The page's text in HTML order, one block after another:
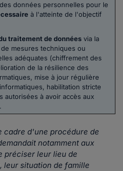
données personnelles pour le
à l'atteinte de l'objectif
traitement de données via la
mesures techniques ou
adéquates (chiffrement des
de la résilience des
mise à jour régulière
habilitation stricte
autorisées à avoir accès aux
cadre d'une procédure de
notamment aux
préciser leur lieu de
leur situation de famille